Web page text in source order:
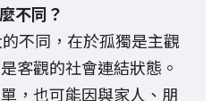
不同？
不同，在於孤獨是主觀
客觀的社會連結狀態。
，也可能因與家人、朋